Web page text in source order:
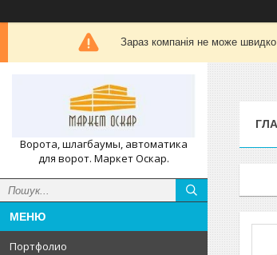
Зараз компанія не може швидко
Ворота, шлагбаумы, автоматика
для ворот. Маркет Оскар.
Портфолио